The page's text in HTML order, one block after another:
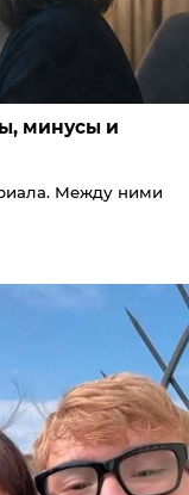
минусы и
Между ними